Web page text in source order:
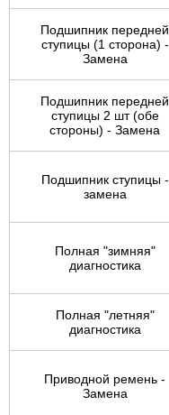
Подшипник передней
ступицы (1 сторона) -
Замена
Подшипник передней
ступицы 2 шт (обе
стороны) - Замена
Подшипник ступицы -
замена
Полная "зимняя"
диагностика
Полная "летняя"
диагностика
Приводной ремень -
Замена